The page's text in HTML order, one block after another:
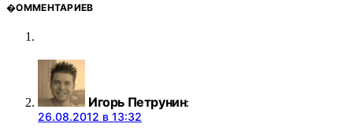
�ОММЕНТАРИЕВ
Игорь Петрунин:
26.08.2012 в 13:32